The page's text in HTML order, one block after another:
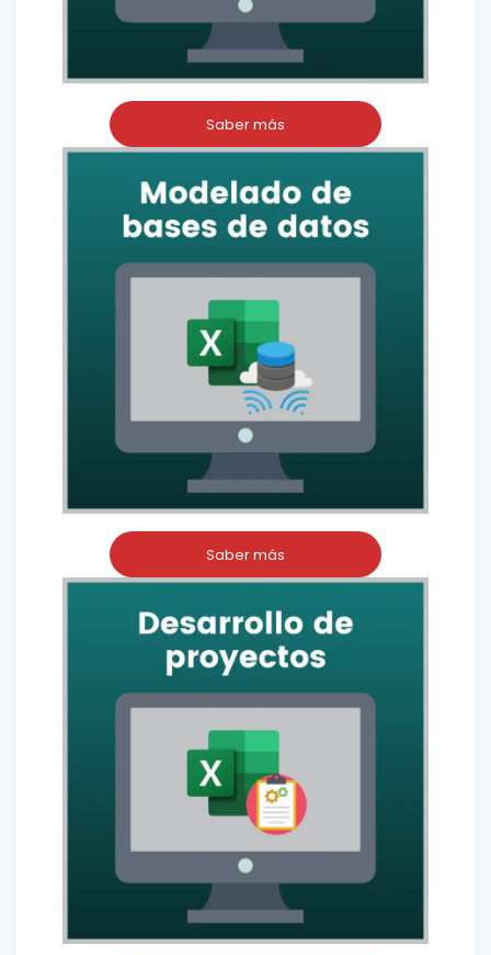
Saber más
Saber más